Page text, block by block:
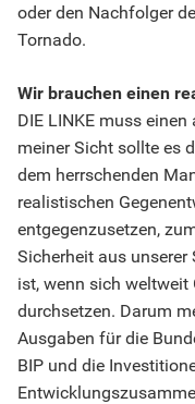
oder den Nachfolger
Tornado.
Wir brauchen einen
DIE LINKE muss
meiner Sicht sollte es
dem herrschenden
realistischen
entgegenzusetzen,
Sicherheit aus unserer
ist, wenn sich
durchsetzen. Darum
Ausgaben für die
BIP und die